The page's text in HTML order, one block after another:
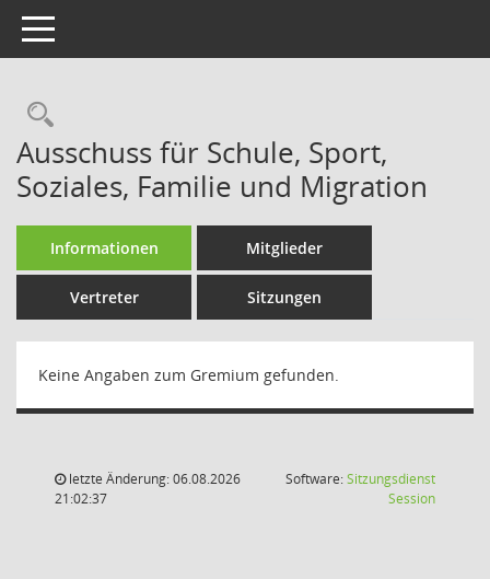
Toggle navigation
Rechercheauswahl
Ausschuss für Schule, Sport,
Soziales, Familie und Migration
Informationen Mitglieder
Vertreter Sitzungen
Keine Angaben zum Gremium gefunden.
letzte Änderung: 06.08.2026
21:02:37
Software:Sitzungsdienst
Session(Wird in